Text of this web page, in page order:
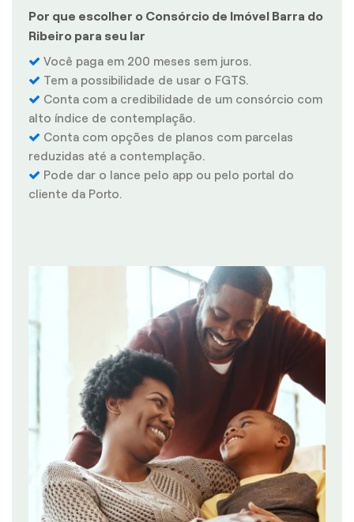
Por que escolher o Consórcio de Imóvel Barra do
Ribeiro para seu lar
Você paga em 200 meses sem juros.
Tem a possibilidade de usar o FGTS.
Conta com a credibilidade de um consórcio com
alto índice de contemplação.
Conta com opções de planos com parcelas
reduzidas até a contemplação.
Pode dar o lance pelo app ou pelo portal do
cliente da Porto.